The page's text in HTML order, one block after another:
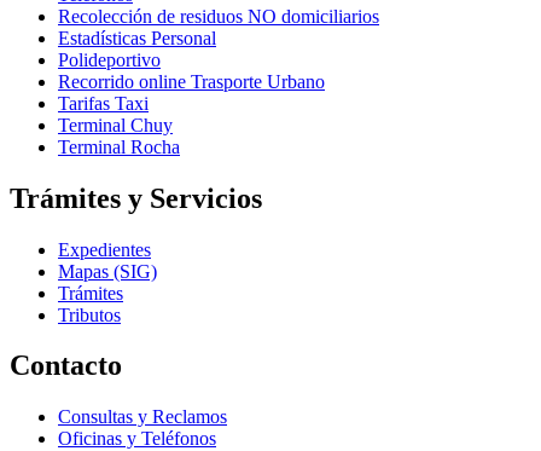
Recolección de residuos NO domiciliarios
Estadísticas Personal
Polideportivo
Recorrido online Trasporte Urbano
Tarifas Taxi
Terminal Chuy
Terminal Rocha
Trámites y Servicios
Expedientes
Mapas (SIG)
Trámites
Tributos
Contacto
Consultas y Reclamos
Oficinas y Teléfonos